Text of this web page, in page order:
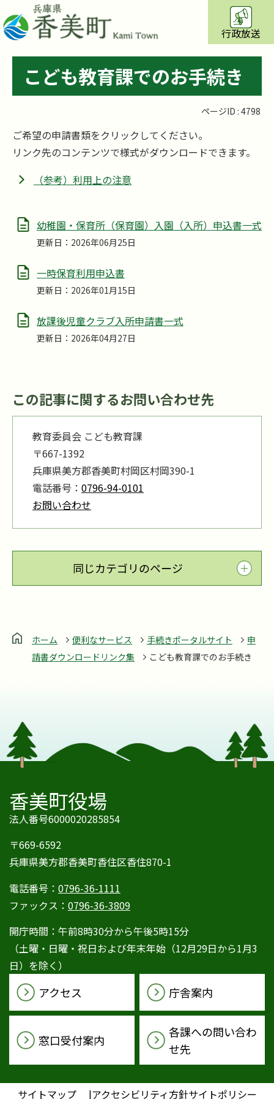
行政放送
こども教育課でのお手続き
ページID : 4798
ご希望の申請書類をクリックしてください。
リンク先のコンテンツで様式がダウンロードできます。
（参考）利用上の注意
幼稚園・保育所（保育園）入園（入所）申込書一式
更新日：2026年06月25日
一時保育利用申込書
更新日：2026年01月15日
放課後児童クラブ入所申請書一式
更新日：2026年04月27日
この記事に関するお問い合わせ先
教育委員会 こども教育課
〒667-1392
兵庫県美方郡香美町村岡区村岡390-1
電話番号： 0796-94-0101
お問い合わせ
同じカテゴリのページ
ホーム 便利なサービス 手続きポータルサイト
申
請書ダウンロードリンク集
こども教育課でのお手続き
香美町役場
法人番号6000020285854
〒669-6592
兵庫県美方郡香美町香住区香住870-1
電話番号： 0796-36-1111
ファックス： 0796-36-3809
開庁時間：午前8時30分から午後5時15分
（土曜・日曜・祝日および年末年始（12月29日から1月3
日）を除く）
アクセス 庁舎案内
窓口受付案内
各課への問い合わ
せ先
サイトマップ アクセシビリティ方針サイトポリシー